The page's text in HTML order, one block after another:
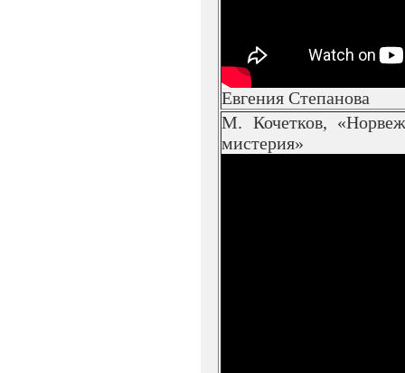
Евгения Степанова
М. Кочетков,
мистерия»